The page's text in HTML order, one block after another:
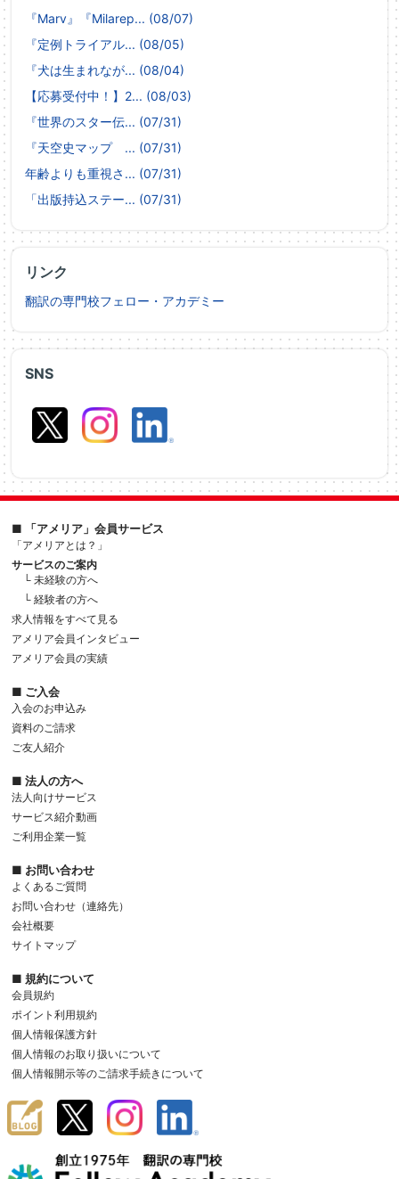
SNS
『Marv』『Milarep... (08/07)
『定例トライアル... (08/05)
『犬は生まれなが... (08/04)
【応募受付中！】2... (08/03)
『世界のスター伝... (07/31)
『天空史マップ ... (07/31)
年齢よりも重視さ... (07/31)
「出版持込ステー... (07/31)
リンク
翻訳の専門校フェロー・アカデミー
■ 「アメリア」会員サービス
「アメリアとは？」
サービスのご案内
└ 未経験の方へ
└ 経験者の方へ
求人情報をすべて見る
アメリア会員インタビュー
アメリア会員の実績
■ ご入会
入会のお申込み
資料のご請求
ご友人紹介
■ 法人の方へ
法人向けサービス
サービス紹介動画
ご利用企業一覧
■ お問い合わせ
よくあるご質問
お問い合わせ（連絡先）
会社概要
サイトマップ
■ 規約について
会員規約
ポイント利用規約
個人情報保護方針
個人情報のお取り扱いについて
個人情報開示等のご請求手続きについて